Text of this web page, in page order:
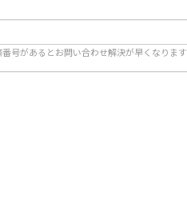
号があるとお問い合わせ解決が早くなります